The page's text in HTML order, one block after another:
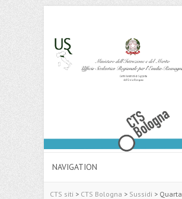
CTS siti > CTS Bologna > Sussidi > Quarta